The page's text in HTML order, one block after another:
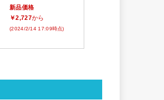
新品価格
￥2,727から
(2024/2/14 17:09時点)